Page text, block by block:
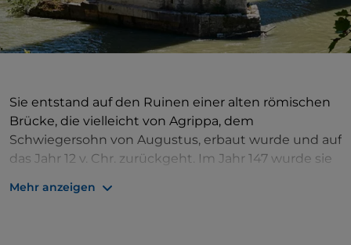
Sie entstand auf den Ruinen einer alten römischen
Brücke, die vielleicht von Agrippa, dem
Schwiegersohn von Augustus, erbaut wurde und auf
das Jahr 12 v. Chr. zurückgeht. Im Jahr 147 wurde sie
Restaurierungen als „
Mehr anzeigen